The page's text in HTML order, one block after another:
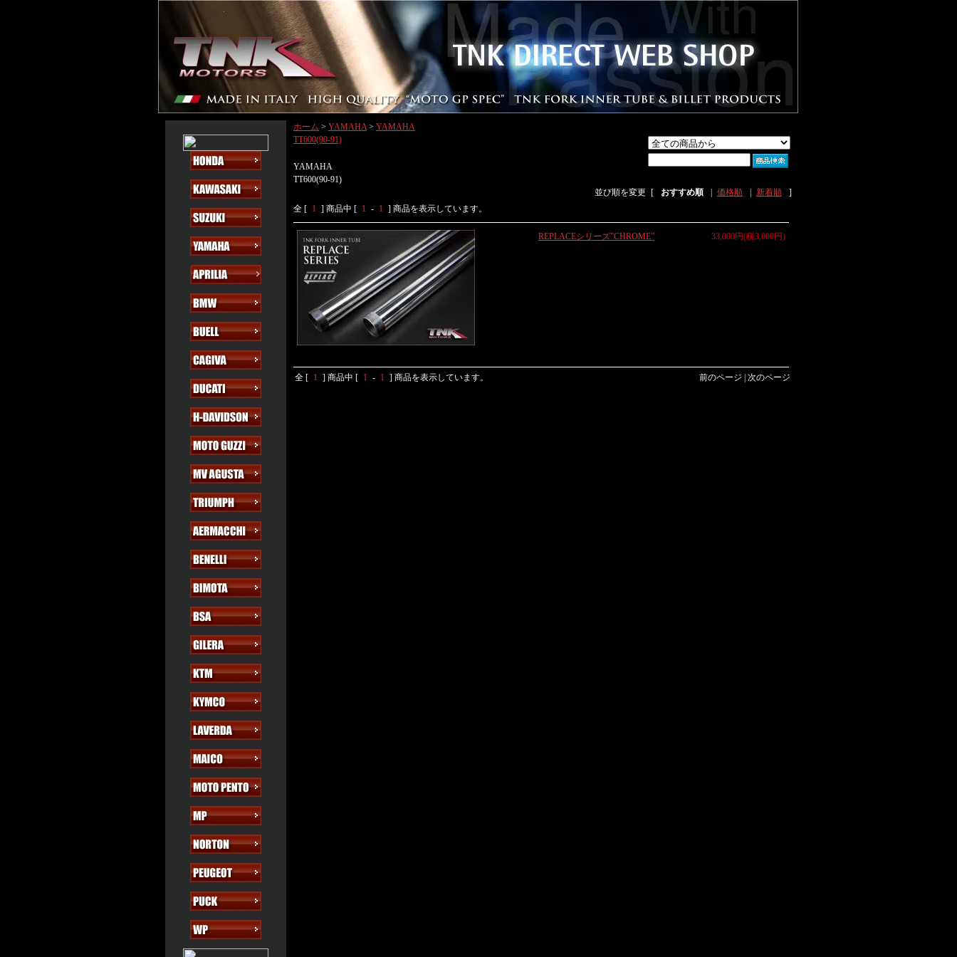
ホーム > YAMAHA> YAMAHA
TT600(90-91)
YAMAHA
TT600(90-91)
並び順を変更 [ おすすめ順 価格順 新着順
]
全 [ 1 ] 商品中 [ 1 - 1 ] 商品を表示しています。
33,000円(税3,000円)
REPLACEシリーズ”CHROME”
全 [ 1 ] 商品中 [ 1 - 1 ] 商品を表示しています。 前のページ | 次のページ